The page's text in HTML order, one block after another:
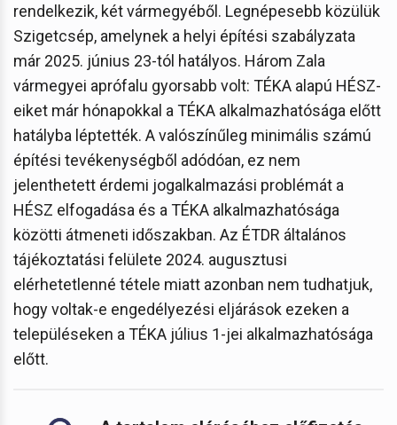
rendelkezik, két vármegyéből. Legnépesebb közülük
Szigetcsép, amelynek a helyi építési szabályzata
már 2025. június 23-tól hatályos. Három Zala
vármegyei aprófalu gyorsabb volt: TÉKA alapú HÉSZ-
eiket már hónapokkal a TÉKA alkalmazhatósága előtt
hatályba léptették. A valószínűleg minimális számú
építési tevékenységből adódóan, ez nem
jelenthetett érdemi jogalkalmazási problémát a
HÉSZ elfogadása és a TÉKA alkalmazhatósága
közötti átmeneti időszakban. Az ÉTDR általános
tájékoztatási felülete 2024. augusztusi
elérhetetlenné tétele miatt azonban nem tudhatjuk,
hogy voltak-e engedélyezési eljárások ezeken a
településeken a TÉKA július 1-jei alkalmazhatósága
előtt.